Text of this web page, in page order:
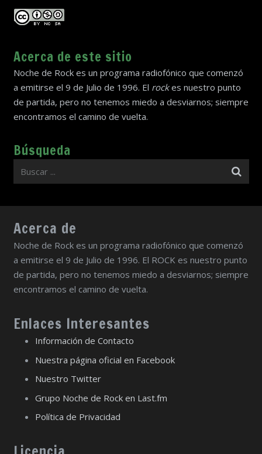
Acerca de este sitio
Noche de Rock es un programa radiofónico que comenzó
a emitirse el 9 de Julio de 1996. El rockes nuestro punto
de partida, pero no tenemos miedo a desviarnos; siempre
encontramos el camino de vuelta.
Búsqueda
Acerca de
Noche de Rock es un programa radiofónico que comenzó
a emitirse el 9 de Julio de 1996. El ROCK es nuestro punto
de partida, pero no tenemos miedo a desviarnos; siempre
encontramos el camino de vuelta.
Enlaces Interesantes
Información de Contacto
Nuestra página oficial en Facebook
Nuestro Twitter
Grupo Noche de Rock en Last.fm
Política de Privacidad